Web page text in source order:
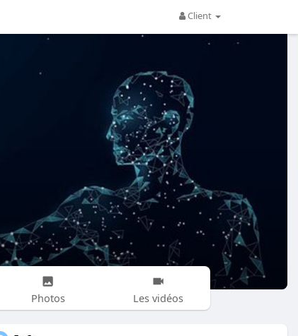
Client
Photos Les vidéos